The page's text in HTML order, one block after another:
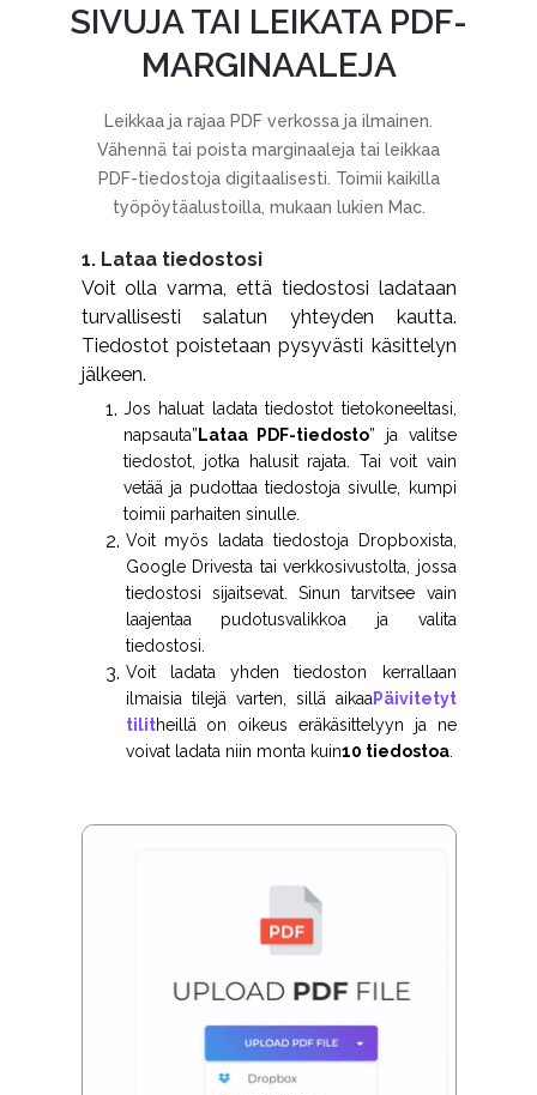
SIVUJA TAI LEIKATA PDF-
MARGINAALEJA
Leikkaa ja rajaa PDF verkossa ja ilmainen.
Vähennä tai poista marginaaleja tai leikkaa
PDF-tiedostoja digitaalisesti. Toimii kaikilla
työpöytäalustoilla, mukaan lukien Mac.
1. Lataa tiedostosi
Voit olla varma, että tiedostosi ladataan
turvallisesti salatun yhteyden kautta.
Tiedostot poistetaan pysyvästi käsittelyn
jälkeen.
Jos haluat ladata tiedostot tietokoneeltasi,
napsauta” Lataa PDF-tiedosto” ja valitse
tiedostot, jotka halusit rajata. Tai voit vain
vetää ja pudottaa tiedostoja sivulle, kumpi
toimii parhaiten sinulle.
Voit myös ladata tiedostoja Dropboxista,
Google Drivesta tai verkkosivustolta, jossa
tiedostosi sijaitsevat. Sinun tarvitsee vain
laajentaa pudotusvalikkoa ja valita
tiedostosi.
Voit ladata yhden tiedoston kerrallaan
ilmaisia tilejä varten, sillä aikaa Päivitetyt
tilitheillä on oikeus eräkäsittelyyn ja ne
voivat ladata niin monta kuin10 tiedostoa.